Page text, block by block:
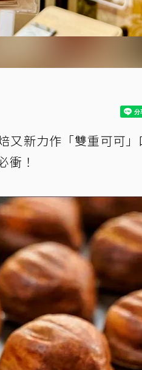
又新力作「雙重可可」
衝！